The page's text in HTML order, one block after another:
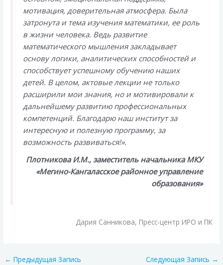
мотивация, доверительная атмосфера. Была
затронута и тема изучения математики, ее роль
в жизни человека. Ведь развитие
математического мышления закладывает
основу логики, аналитических способностей и
способствует успешному обучению наших
детей. В целом, актовые лекции не только
расширили мои знания, но и мотивировали к
дальнейшему развитию профессиональных
компетенций. Благодарю наш институт за
интересную и полезную программу, за
возможность развиваться!».
Плотникова И.М., заместитель начальника МКУ
«Мегино-Кангаласское районное управление
образования»
Дария Санникова, Пресс-центр ИРО и ПК
← Предыдущая Запись Следующая Запись →